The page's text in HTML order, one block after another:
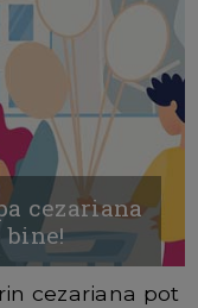
cezariana
bine!
cezariana pot